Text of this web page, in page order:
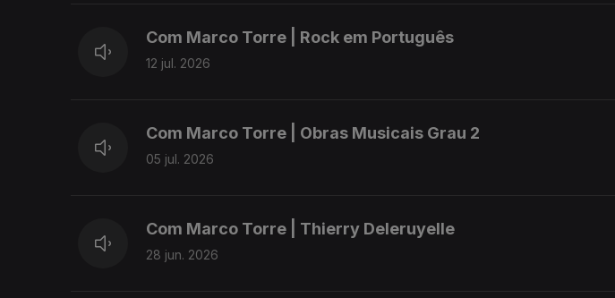
Com Marco Torre | Rock em Português
12 jul. 2026
Com Marco Torre | Obras Musicais Grau 2
05 jul. 2026
Com Marco Torre | Thierry Deleruyelle
28 jun. 2026